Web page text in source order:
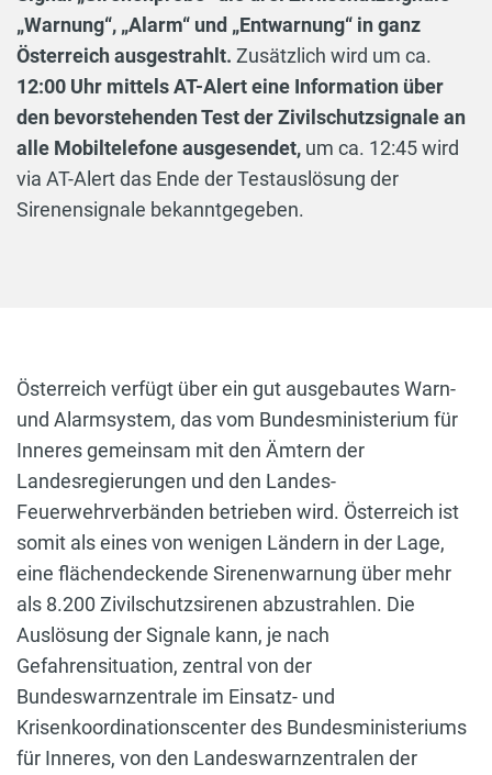
„Warnung“, „Alarm“ und „Entwarnung“ in ganz
Österreich ausgestrahlt. Zusätzlich wird um ca.
12:00 Uhr mittels AT-Alert eine Information über
den bevorstehenden Test der Zivilschutzsignale an
alle Mobiltelefone ausgesendet, um ca. 12:45 wird
via AT-Alert das Ende der Testauslösung der
Sirenensignale bekanntgegeben.
Österreich verfügt über ein gut ausgebautes Warn-
und Alarmsystem, das vom Bundesministerium für
Inneres gemeinsam mit den Ämtern der
Landesregierungen und den Landes-
Feuerwehrverbänden betrieben wird. Österreich ist
somit als eines von wenigen Ländern in der Lage,
eine flächendeckende Sirenenwarnung über mehr
als 8.200 Zivilschutzsirenen abzustrahlen. Die
Auslösung der Signale kann, je nach
Gefahrensituation, zentral von der
Bundeswarnzentrale im Einsatz- und
Krisenkoordinationscenter des Bundesministeriums
für Inneres, von den Landeswarnzentralen der